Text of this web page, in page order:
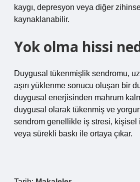
kaygı, depresyon veya diğer
kaynaklanabilir.
Yok olma hissi
Duygusal tükenmişlik sendromu,
aşırı yüklenme sonucu oluşan bir
duygusal enerjisinden mahrum
duygusal olarak tükenmiş ve
sendrom genellikle iş stresi,
veya sürekli baskı ile ortaya çıkar.